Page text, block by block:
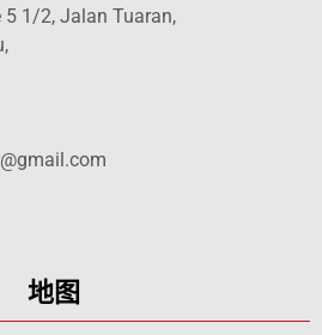
1/2, Jalan Tuaran,
地图